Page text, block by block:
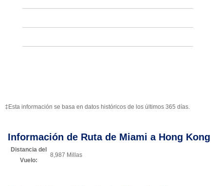
‡Esta información se basa en datos históricos de los últimos 365 días.
Información de Ruta de Miami a Hong Kong
Distancia del
Vuelo:
8,987 Millas